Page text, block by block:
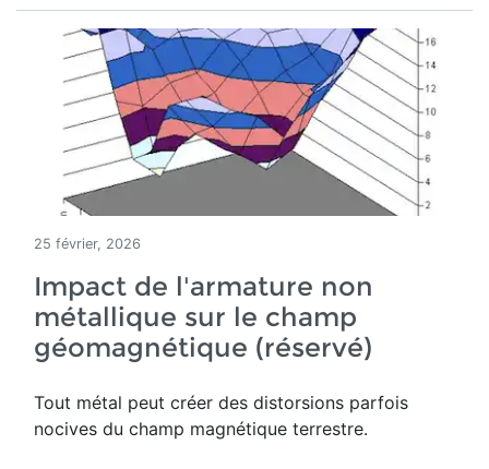
25 février, 2026
Impact de l'armature non
métallique sur le champ
géomagnétique (réservé)
Tout métal peut créer des distorsions parfois
nocives du champ magnétique terrestre.